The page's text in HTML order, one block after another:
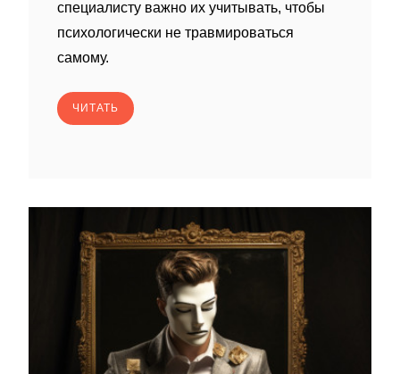
специалисту важно их учитывать, чтобы
психологически не травмироваться
самому.
ЧИТАТЬ